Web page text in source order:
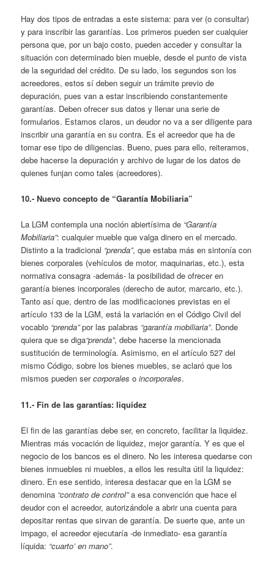
Hay dos tipos de entradas a este sistema: para ver (o consultar)
y para inscribir las garantías. Los primeros pueden ser cualquier
persona que, por un bajo costo, pueden acceder y consultar la
situación con determinado bien mueble, desde el punto de vista
de la seguridad del crédito. De su lado, los segundos son los
acreedores, estos sí deben seguir un trámite previo de
depuración, pues van a estar inscribiendo constantemente
garantías. Deben ofrecer sus datos y llenar una serie de
formularios. Estamos claros, un deudor no va a ser diligente para
inscribir una garantía en su contra. Es el acreedor que ha de
tomar ese tipo de diligencias. Bueno, pues para ello, reiteramos,
debe hacerse la depuración y archivo de lugar de los datos de
quienes funjan como tales (acreedores).
10.- Nuevo concepto de “Garantía Mobiliaria”
La LGM contempla una noción abiertísima de “Garantía
Mobiliaria”: cualquier mueble que valga dinero en el mercado.
Distinto a la tradicional “prenda”, que estaba más en sintonía con
bienes corporales (vehículos de motor, maquinarias, etc.), esta
normativa consagra -además- la posibilidad de ofrecer en
garantía bienes incorporales (derecho de autor, marcario, etc.).
Tanto así que, dentro de las modificaciones previstas en el
artículo 133 de la LGM, está la variación en el Código Civil del
vocablo “prenda”por las palabras “garantía mobiliaria”. Donde
quiera que se diga“prenda”, debe hacerse la mencionada
sustitución de terminología. Asimismo, en el artículo 527 del
mismo Código, sobre los bienes muebles, se aclaró que los
mismos pueden sercorporales oincorporales.
11.- Fin de las garantías: liquidez
El fin de las garantías debe ser, en concreto, facilitar la liquidez.
Mientras más vocación de liquidez, mejor garantía. Y es que el
negocio de los bancos es el dinero. No les interesa quedarse con
bienes inmuebles ni muebles, a ellos les resulta útil la liquidez:
dinero. En ese sentido, interesa destacar que en la LGM se
denomina “contrato de control”a esa convención que hace el
deudor con el acreedor, autorizándole a abrir una cuenta para
depositar rentas que sirvan de garantía. De suerte que, ante un
impago, el acreedor ejecutaría -de inmediato- esa garantía
líquida: “cuarto’ en mano”.